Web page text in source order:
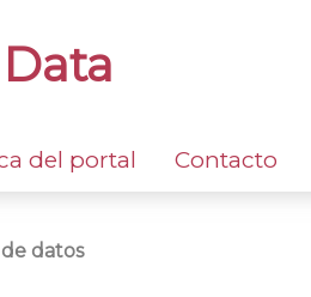
Data
del portal Contacto
datos